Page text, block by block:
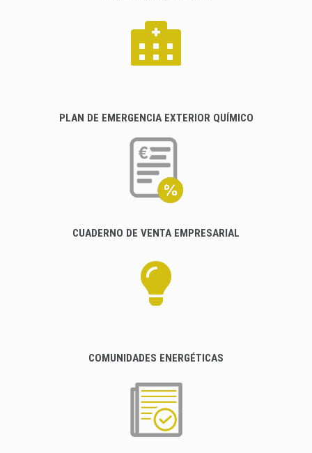
PLAN DE EMERGENCIA EXTERIOR QUÍMICO
CUADERNO DE VENTA EMPRESARIAL
COMUNIDADES ENERGÉTICAS